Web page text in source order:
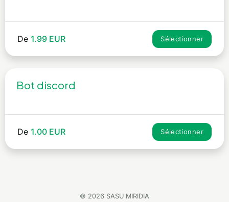
De 1.99 EUR Sélectionner
Bot discord
De 1.00 EUR Sélectionner
© 2026 SASU MIRIDIA